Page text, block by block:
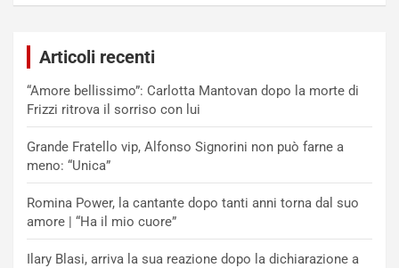
Articoli recenti
“Amore bellissimo”: Carlotta Mantovan dopo la morte di
Frizzi ritrova il sorriso con lui
Grande Fratello vip, Alfonso Signorini non può farne a
meno: “Unica”
Romina Power, la cantante dopo tanti anni torna dal suo
amore | “Ha il mio cuore”
Ilary Blasi, arriva la sua reazione dopo la dichiarazione a